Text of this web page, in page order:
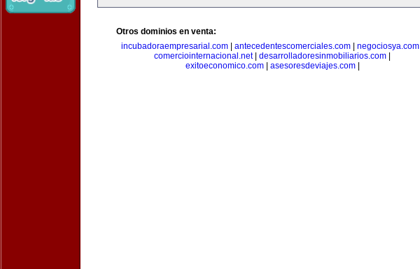
Otros dominios en venta:
incubadoraempresarial.com
antecedentescomerciales.com negociosya.com
comerciointernacional.net| desarrolladoresinmobiliarios.com
exitoeconomico.com| asesoresdeviajes.com|